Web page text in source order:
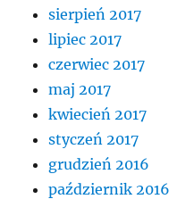
sierpień 2017
lipiec 2017
czerwiec 2017
maj 2017
kwiecień 2017
styczeń 2017
grudzień 2016
październik 2016